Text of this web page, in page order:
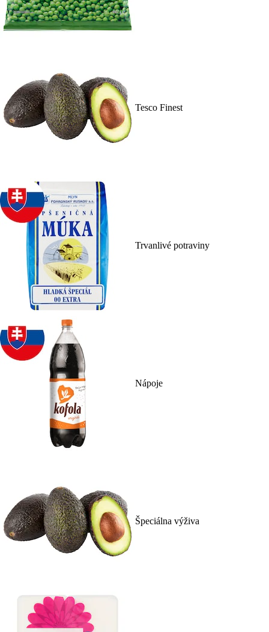
Tesco Finest
Trvanlivé potraviny
Nápoje
Špeciálna výživa